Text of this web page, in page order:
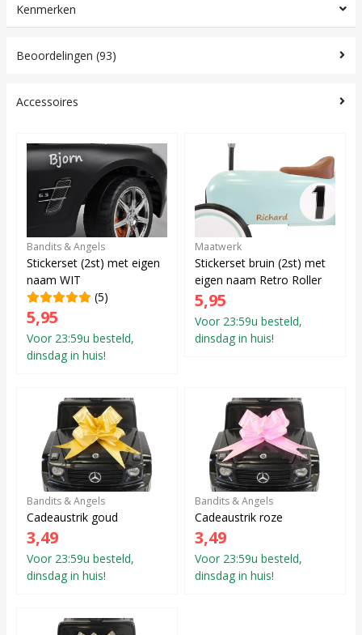
Kenmerken
Beoordelingen (93)
Accessoires
Bandits & Angels
Stickerset (2st) met eigen
naam WIT
(5)
5,95
Voor 23:59u besteld,
dinsdag in huis!
Maatwerk
Stickerset bruin (2st) met
eigen naam Retro Roller
5,95
Voor 23:59u besteld,
dinsdag in huis!
Bandits & Angels
Cadeaustrik goud
3,49
Voor 23:59u besteld,
dinsdag in huis!
Bandits & Angels
Cadeaustrik roze
3,49
Voor 23:59u besteld,
dinsdag in huis!